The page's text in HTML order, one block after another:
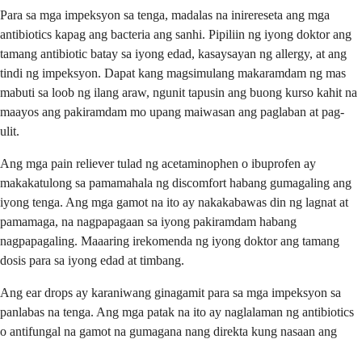
Para sa mga impeksyon sa tenga, madalas na inirereseta ang mga
antibiotics kapag ang bacteria ang sanhi. Pipiliin ng iyong doktor ang
tamang antibiotic batay sa iyong edad, kasaysayan ng allergy, at ang
tindi ng impeksyon. Dapat kang magsimulang makaramdam ng mas
mabuti sa loob ng ilang araw, ngunit tapusin ang buong kurso kahit na
maayos ang pakiramdam mo upang maiwasan ang paglaban at pag-
ulit.
Ang mga pain reliever tulad ng acetaminophen o ibuprofen ay
makakatulong sa pamamahala ng discomfort habang gumagaling ang
iyong tenga. Ang mga gamot na ito ay nakakabawas din ng lagnat at
pamamaga, na nagpapagaan sa iyong pakiramdam habang
nagpapagaling. Maaaring irekomenda ng iyong doktor ang tamang
dosis para sa iyong edad at timbang.
Ang ear drops ay karaniwang ginagamit para sa mga impeksyon sa
panlabas na tenga. Ang mga patak na ito ay naglalaman ng antibiotics
o antifungal na gamot na gumagana nang direkta kung nasaan ang